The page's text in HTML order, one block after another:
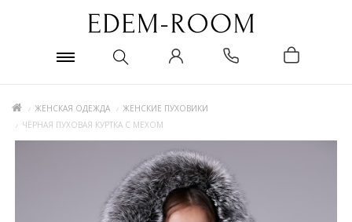
ЖЕНСКАЯ ОДЕЖДА
ЖЕНСКИЕ ПУХОВИКИ
ЧЁРНАЯ ПУХОВАЯ КУРТКА С МЕХОМ